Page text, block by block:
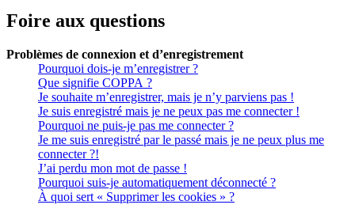
Foire aux questions
Problèmes de connexion et d’enregistrement
Pourquoi dois-je m’enregistrer ?
Que signifie COPPA ?
Je souhaite m’enregistrer, mais je n’y parviens pas !
Je suis enregistré mais je ne peux pas me connecter !
Pourquoi ne puis-je pas me connecter ?
Je me suis enregistré par le passé mais je ne peux plus me
connecter ?!
J’ai perdu mon mot de passe !
Pourquoi suis-je automatiquement déconnecté ?
À quoi sert « Supprimer les cookies » ?